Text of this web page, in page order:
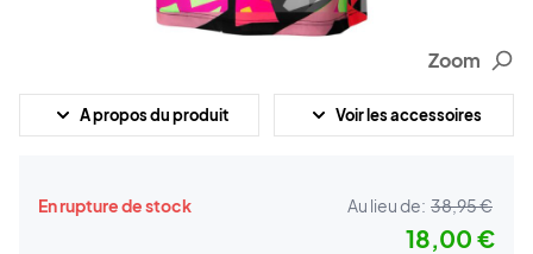
Zoom
A propos du produit Voir les accessoires
En rupture de stock Au lieu de: 38,95 €
18,00 €